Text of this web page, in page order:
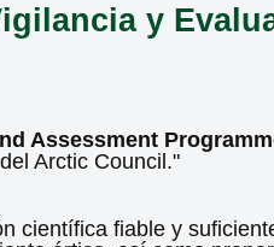
y
Assessment
Arctic Council."
científica fiable y